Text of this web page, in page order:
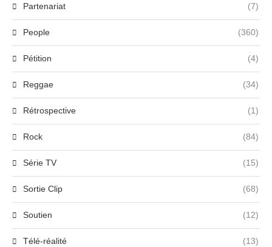
Partenariat (7)
People (360)
Pétition (4)
Reggae (34)
Rétrospective (1)
Rock (84)
Série TV (15)
Sortie Clip (68)
Soutien (12)
Télé-réalité (13)